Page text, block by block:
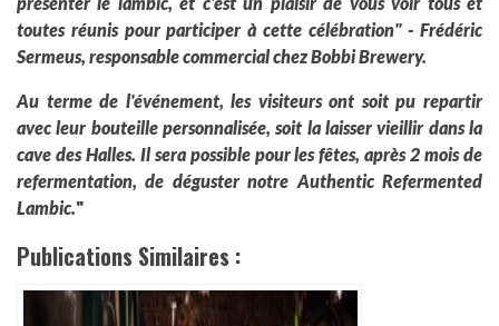
toutes réunis pour participer à cette célébration" - Frédéric
Sermeus, responsable commercial chez Bobbi Brewery.
Au terme de l'événement, les visiteurs ont soit pu repartir
avec leur bouteille personnalisée, soit la laisser vieillir dans la
cave des Halles. Il sera possible pour les fêtes, après 2 mois de
refermentation, de déguster notre Authentic Refermented
Lambic."
Publications Similaires :